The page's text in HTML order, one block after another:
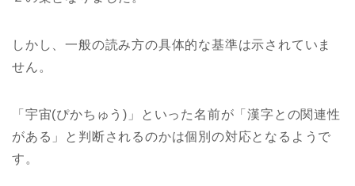
しかし、一般の読み方の具体的な基準は示されていま
せん。
「宇宙(ぴかちゅう)」といった名前が「漢字との関連性
がある」と判断されるのかは個別の対応となるようで
す。